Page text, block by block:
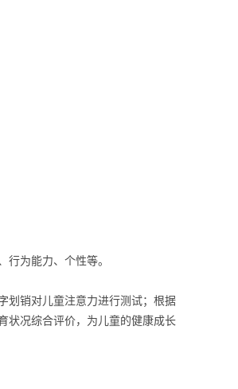
为能力、个性等。
划销对儿童注意力进行测试；根据
状况综合评价，为儿童的健康成长